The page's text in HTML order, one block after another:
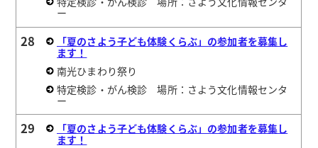
ー
28
「夏のさよう子ども体験くらぶ」の参加者を募集し
ます！
南光ひまわり祭り
特定検診・がん検診 場所：さよう文化情報センタ
ー
29
「夏のさよう子ども体験くらぶ」の参加者を募集し
ます！